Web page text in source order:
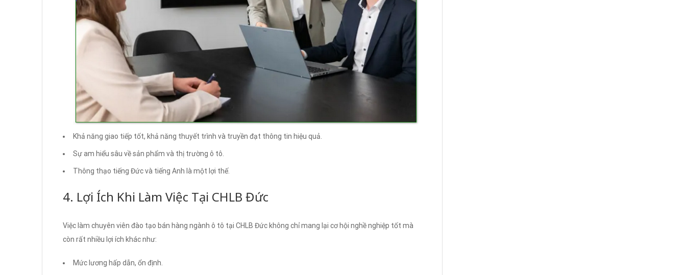
Khả năng giao tiếp tốt, khả năng thuyết trình và truyền đạt thông tin hiệu quả.
Sự am hiểu sâu về sản phẩm và thị trường ô tô.
Thông thạo tiếng Đức và tiếng Anh là một lợi thế.
4. Lợi Ích Khi Làm Việc Tại CHLB Đức
Việc làm chuyên viên đào tạo bán hàng ngành ô tô tại CHLB Đức không chỉ mang lại cơ hội nghề nghiệp tốt mà
còn rất nhiều lợi ích khác như:
Mức lương hấp dẫn, ổn định.